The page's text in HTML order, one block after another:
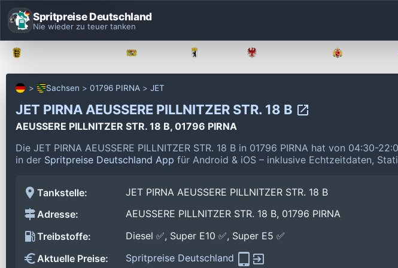
Spritpreise Deutschland
Nie wieder zu teuer tanken
Sachsen 01796 PIRNA JET
JET PIRNA AEUSSERE PILLNITZER STR. 18 B
AEUSSERE PILLNITZER STR. 18 B, 01796 PIRNA
Die JET PIRNA AEUSSERE PILLNITZER STR. 18 B in 01796 PIRNA hat von 04:30-
in der Spritpreise Deutschland App für Android & iOS – inklusive Echtzeitdaten,
Tankstelle:
JET PIRNA AEUSSERE PILLNITZER STR. 18 B
Adresse:
AEUSSERE PILLNITZER STR. 18 B, 01796 PIRNA
Treibstoffe:
Diesel ✅, Super E10 ✅, Super E5 ✅
Aktuelle Preise:
Spritpreise Deutschland